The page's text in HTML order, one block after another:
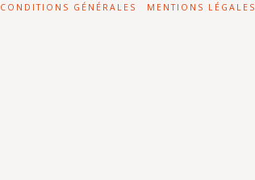
CONDITIONS GÉNÉRALES MENTIONS LÉGALES